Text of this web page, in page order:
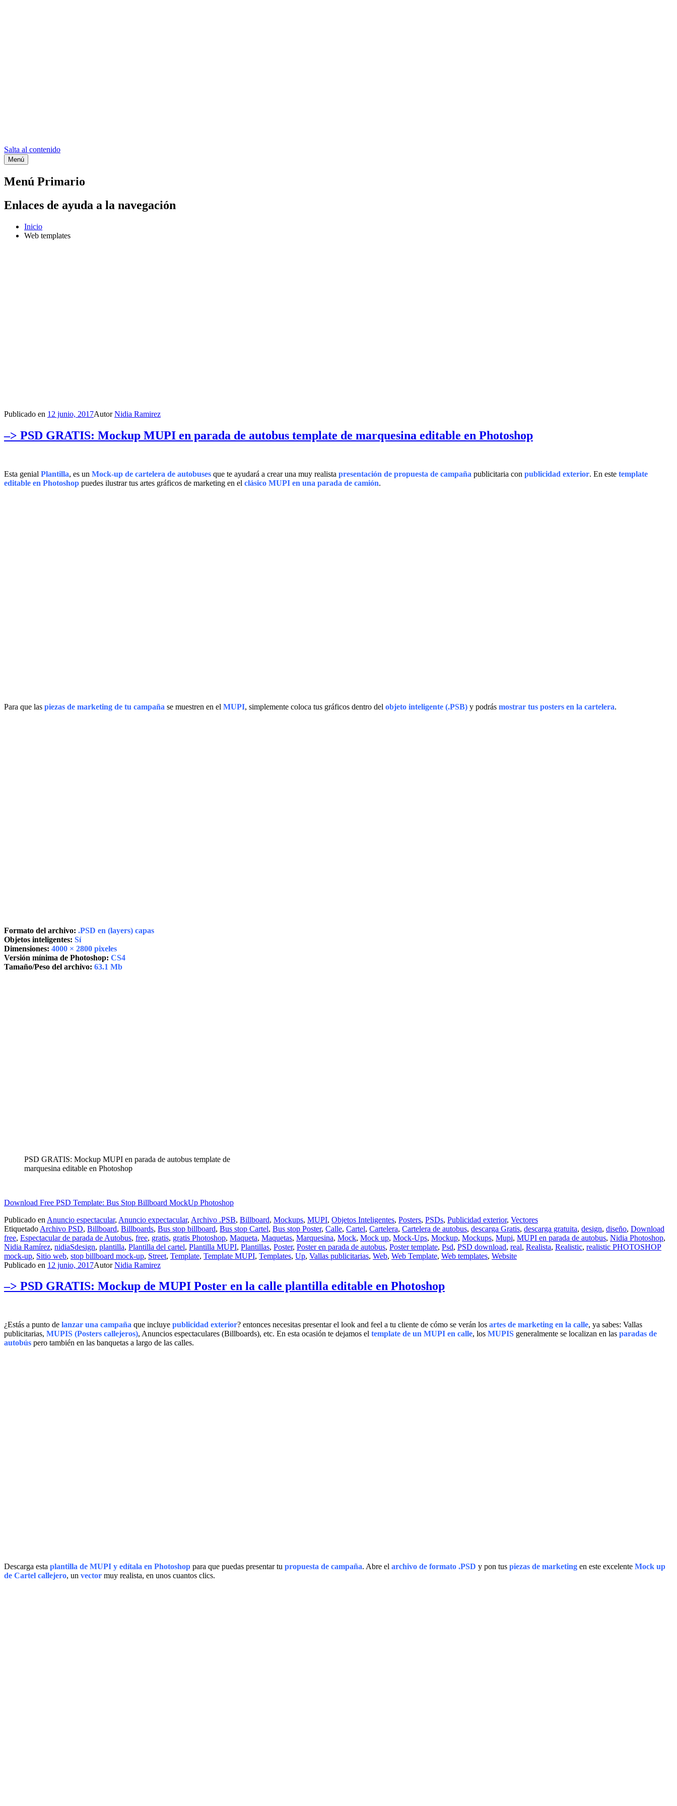
Salta al contenido
Etiqueta: Web templates
Menú
Menú Primario
Enlaces de ayuda a la navegación
Inicio
Web templates
Publicado en 12 junio, 2017AutorNidia Ramirez
–> PSD GRATIS: Mockup MUPI en parada de autobus template de marquesina editable en Photoshop
Esta genial Plantilla, es un Mock-up de cartelera de autobuses que te ayudará a crear una muy realista presentación de propuesta de campaña publicitaria con publicidad exterior. En este template
editable en Photoshop puedes ilustrar tus artes gráficos de marketing en el clásico MUPI en una parada de camión.
Para que las piezas de marketing de tu campaña se muestren en el MUPI, simplemente coloca tus gráficos dentro del objeto inteligente (.PSB) y podrás mostrar tus posters en la cartelera.
Formato del archivo: .PSD en (layers) capas
Objetos inteligentes: Sí
Dimensiones: 4000 × 2800 pixeles
Versión mínima de Photoshop: CS4
Tamaño/Peso del archivo: 63.1 Mb
PSD GRATIS: Mockup MUPI en parada de autobus template de
marquesina editable en Photoshop
Download Free PSD Template: Bus Stop Billboard MockUp Photoshop
Publicado en Anuncio espectacular, Anuncio expectacular, Archivo .PSB, Billboard, Mockups, MUPI, Objetos Inteligentes, Posters, PSDs, Publicidad exterior, Vectores
Etiquetado Archivo PSD, Billboard, Billboards, Bus stop billboard, Bus stop Cartel, Bus stop Poster, Calle, Cartel, Cartelera, Cartelera de autobus, descarga Gratis, descarga gratuita, design, diseño, Download
free, Espectacular de parada de Autobus, free, gratis, gratis Photoshop, Maqueta, Maquetas, Marquesina, Mock, Mock up, Mock-Ups, Mockup, Mockups, Mupi, MUPI en parada de autobus, Nidia Photoshop,
Nidia Ramírez, nidiaSdesign, plantilla, Plantilla del cartel, Plantilla MUPI, Plantillas, Poster, Poster en parada de autobus, Poster template, Psd, PSD download, real, Realista, Realistic, realistic PHOTOSHOP
mock-up, Sitio web, stop billboard mock-up, Street, Template, Template MUPI, Templates, Up, Vallas publicitarias, Web, Web Template, Web templates, Website
Publicado en 12 junio, 2017AutorNidia Ramirez
–> PSD GRATIS: Mockup de MUPI Poster en la calle plantilla editable en Photoshop
¿Estás a punto de lanzar una campaña que incluye publicidad exterior? entonces necesitas presentar el look and feel a tu cliente de cómo se verán los artes de marketing en la calle, ya sabes: Vallas
publicitarias, MUPIS (Posters callejeros), Anuncios espectaculares (Billboards), etc. En esta ocasión te dejamos el template de un MUPI en calle, los MUPIS generalmente se localizan en las paradas de
autobús pero también en las banquetas a largo de las calles.
Descarga esta plantilla de MUPI y edítala en Photoshop para que puedas presentar tu propuesta de campaña. Abre el archivo de formato .PSD y pon tus piezas de marketing en este excelente Mock up
de Cartel callejero, un vector muy realista, en unos cuantos clics.